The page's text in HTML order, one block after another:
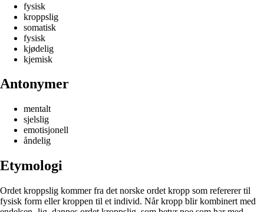
fysisk
kroppslig
somatisk
fysisk
kjødelig
kjemisk
Antonymer
mentalt
sjelslig
emotisjonell
åndelig
Etymologi
Ordet kroppslig kommer fra det norske ordet kropp som refererer til
fysisk form eller kroppen til et individ. Når kropp blir kombinert med